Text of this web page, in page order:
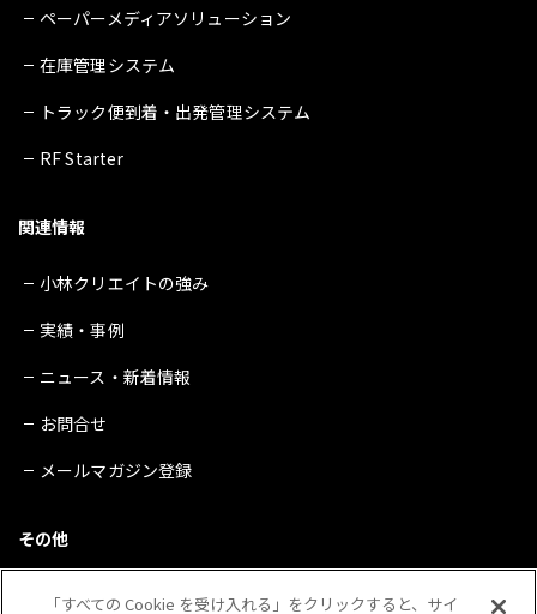
ペーパーメディアソリューション
在庫管理システム
トラック便到着・出発管理システム
RF Starter
関連情報
小林クリエイトの強み
実績・事例
ニュース・新着情報
お問合せ
メールマガジン登録
その他
サイトマップ
「すべての Cookie を受け入れる」をクリックすると、サイ